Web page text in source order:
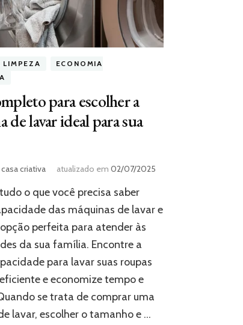
LIMPEZA
ECONOMIA
para escolher a
de lavar ideal para sua
criativa atualizado em 02/07/2025
o que você precisa saber
das máquinas de lavar e
perfeita para atender às
da sua família. Encontre a
para lavar suas roupas
e economize tempo e
se trata de comprar uma
lavar, escolher o tamanho e …